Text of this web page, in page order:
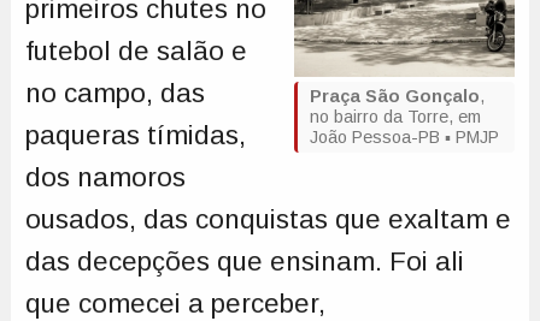
Praça São Gonçalo,
no bairro da Torre, em
João Pessoa-PB ▪️ PMJP
primeiros chutes no
futebol de salão e
no campo, das
paqueras tímidas,
dos namoros
ousados, das conquistas que exaltam e
das decepções que ensinam. Foi ali
que comecei a perceber,